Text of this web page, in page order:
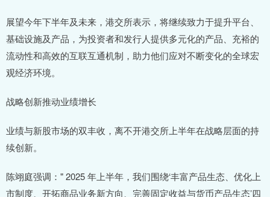
展望今年下半年及未来，港交所表示，将继续致力于提升平台、
基础设施及产品，为投资者和发行人提供多元化的产品、充裕的
流动性和高效的互联互通机制，助力他们应对不断变化的全球宏
观经济环境。
战略创新推动业绩增长
业绩与新股市场的双丰收，离不开港交所上半年在战略层面的持
续创新。
陈翊庭强调：" 2025 年上半年，我们围绕‘丰富产品生态、优化上
市制度、开拓商品业务新方向、完善固定收益与货币产品生态’四